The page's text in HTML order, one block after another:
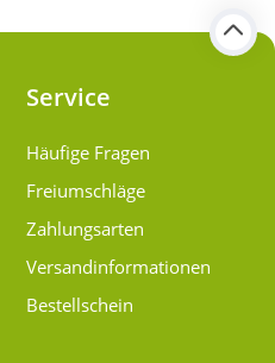
Service
Häufige Fragen
Freiumschläge
Zahlungsarten
Versand­informationen
Bestellschein